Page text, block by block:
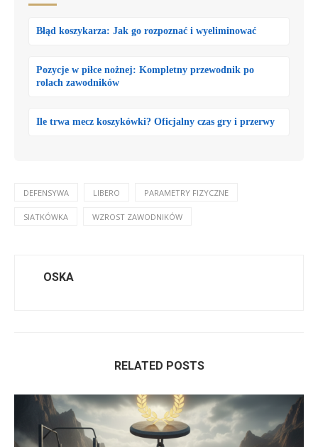
Błąd koszykarza: Jak go rozpoznać i wyeliminować
Pozycje w piłce nożnej: Kompletny przewodnik po
rolach zawodników
Ile trwa mecz koszykówki? Oficjalny czas gry i przerwy
DEFENSYWA LIBERO PARAMETRY FIZYCZNE
SIATKÓWKA WZROST ZAWODNIKÓW
OSKA
RELATED POSTS